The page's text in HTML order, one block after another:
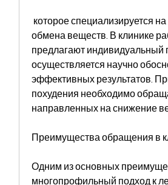
обмена веществ. В клинике
предлагают индивидуальный
осуществляется научно
эффективных результатов.
похудения необходимо
направленных на снижение
Преимущества обращения в
Одним из основных
многопрофильный подход к